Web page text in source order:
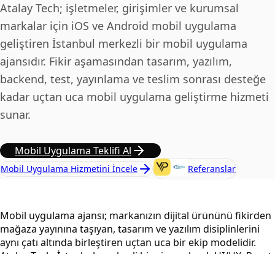
Atalay Tech; işletmeler, girişimler ve kurumsal
markalar için iOS ve Android mobil uygulama
geliştiren İstanbul merkezli bir mobil uygulama
ajansıdır. Fikir aşamasından tasarım, yazılım,
backend, test, yayınlama ve teslim sonrası desteğe
kadar uçtan uca mobil uygulama geliştirme hizmeti
sunar.
Mobil Uygulama Teklifi Al
Mobil Uygulama Hizmetini İncele Referanslar
Mobil uygulama ajansı; markanızın dijital ürününü fikirden
mağaza yayınına taşıyan, tasarım ve yazılım disiplinlerini
aynı çatı altında birleştiren uçtan uca bir ekip modelidir.